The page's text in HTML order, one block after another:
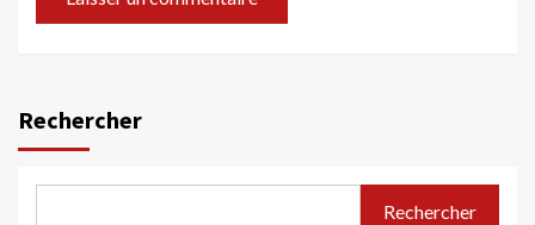
Rechercher
Rechercher